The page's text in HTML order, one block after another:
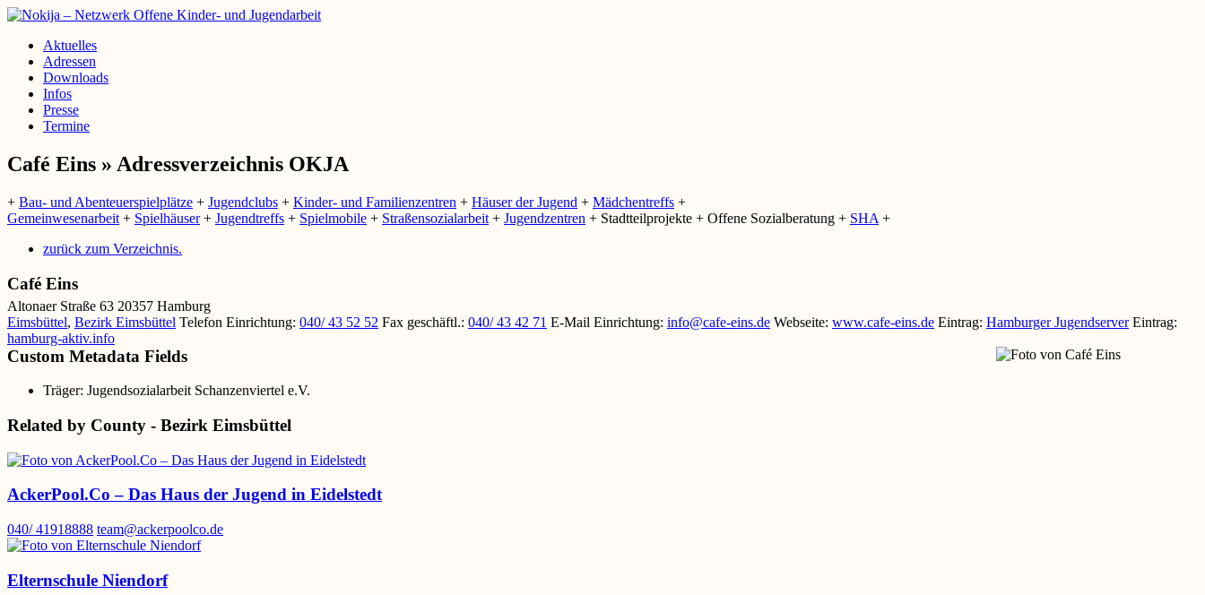
Aktuelles
Adressen
Downloads
Infos
Presse
Termine
Café Eins » Adressverzeichnis OKJA
+ Bau- und Abenteuerspielplätze + Jugendclubs + Kinder- und Familienzentren + Häuser der Jugend + Mädchentreffs +
Gemeinwesenarbeit + Spielhäuser+ Jugendtreffs + Spielmobile + Straßensozialarbeit + Jugendzentren + Stadtteilprojekte + Offene Sozialberatung + SHA +
zurück zum Verzeichnis.
Café Eins
Altonaer Straße 63 20357 Hamburg
Eimsbüttel, Bezirk Eimsbüttel Telefon Einrichtung: 040/ 43 52 52 Fax geschäftl.: 040/ 43 42 71 E-Mail Einrichtung: info@cafe-eins.de Webseite: www.cafe-eins.de Eintrag: Hamburger Jugendserver Eintrag:
hamburg-aktiv.info
Custom Metadata Fields
Träger: Jugendsozialarbeit Schanzenviertel e.V.
Related by County - Bezirk Eimsbüttel
AckerPool.Co – Das Haus der Jugend in Eidelstedt
040/ 41918888 team@ackerpoolco.de
Elternschule Niendorf